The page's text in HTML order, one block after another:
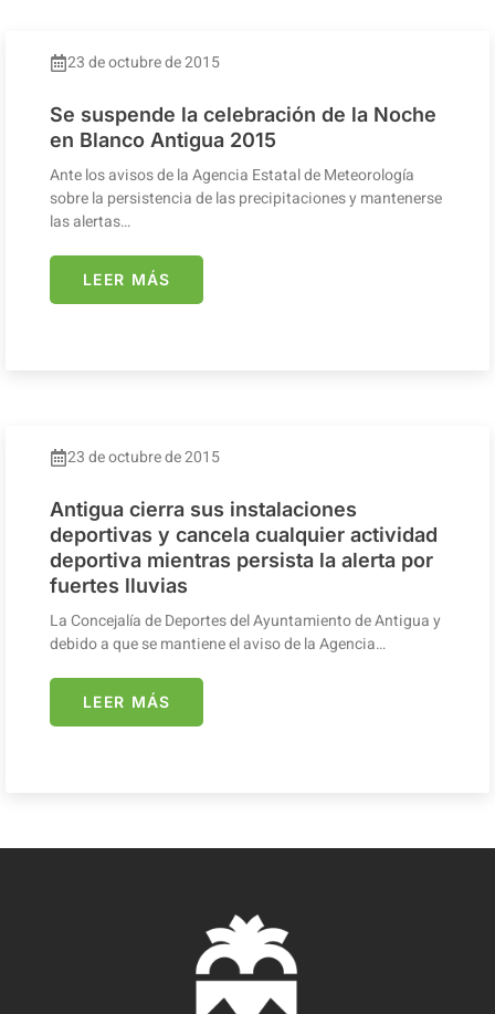
23 de octubre de 2015
Se suspende la celebración de la Noche
en Blanco Antigua 2015
Ante los avisos de la Agencia Estatal de Meteorología
sobre la persistencia de las precipitaciones y mantenerse
las alertas…
LEER MÁS
23 de octubre de 2015
Antigua cierra sus instalaciones
deportivas y cancela cualquier actividad
deportiva mientras persista la alerta por
fuertes lluvias
La Concejalía de Deportes del Ayuntamiento de Antigua y
debido a que se mantiene el aviso de la Agencia…
LEER MÁS